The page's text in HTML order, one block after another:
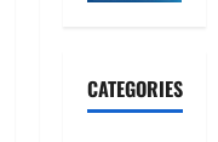
CATEGORIES